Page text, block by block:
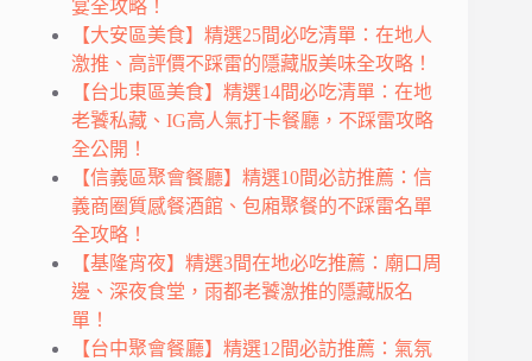
宴全攻略！
【大安區美食】精選25間必吃清單：在地人
激推、高評價不踩雷的隱藏版美味全攻略！
【台北東區美食】精選14間必吃清單：在地
老饕私藏、IG高人氣打卡餐廳，不踩雷攻略
全公開！
【信義區聚會餐廳】精選10間必訪推薦：信
義商圈質感餐酒館、包廂聚餐的不踩雷名單
全攻略！
【基隆宵夜】精選3間在地必吃推薦：廟口周
邊、深夜食堂，雨都老饕激推的隱藏版名
單！
【台中聚會餐廳】精選12間必訪推薦：氣氛